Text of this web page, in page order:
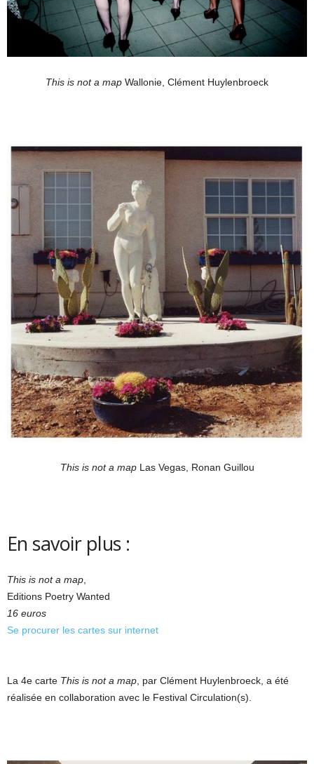
This is not a map Wallonie, Clément Huylenbroeck
This is not a mapLas Vegas, Ronan Guillou
En savoir plus :
This is not a map
Editions Poetry Wanted
16 euros
Se procurer les cartes sur internet
La 4e carte This is not a map , par Clément Huylenbroeck, a été
réalisée en collaboration avec le Festival Circulation(s).